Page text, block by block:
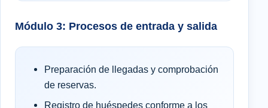
Módulo 3: Procesos de entrada y salida
Preparación de llegadas y comprobación
de reservas.
Registro de huéspedes conforme a los